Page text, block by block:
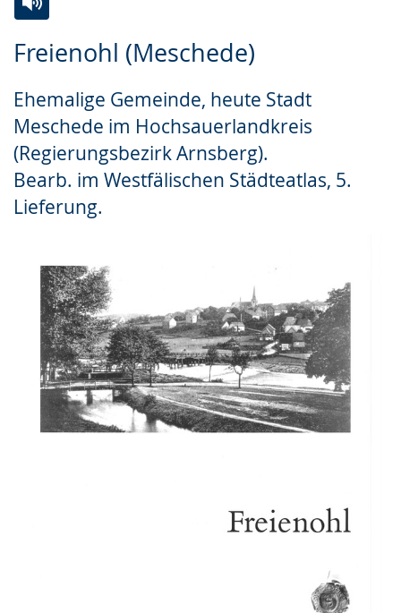
Freienohl (Meschede)
Ehemalige Gemeinde, heute Stadt
Meschede im Hochsauerlandkreis
(Regierungsbezirk Arnsberg).
Bearb. im Westfälischen Städteatlas, 5.
Lieferung.
Leichten
wechseln.
Audio-
Video
Deutscher
Gebärdensprache
wird
angezeigt.